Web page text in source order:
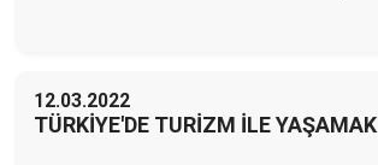
12.03.2022
TÜRKİYE'DE TURİZM İLE YAŞAMAK